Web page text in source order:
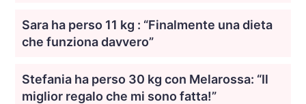
Sara ha perso 11 kg : “Finalmente una dieta
che funziona davvero”
Stefania ha perso 30 kg con Melarossa: “Il
miglior regalo che mi sono fatta!”